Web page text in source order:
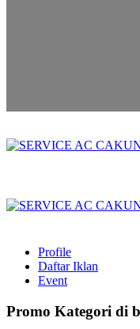
Profile
Daftar Iklan
Event
Promo Kategori di